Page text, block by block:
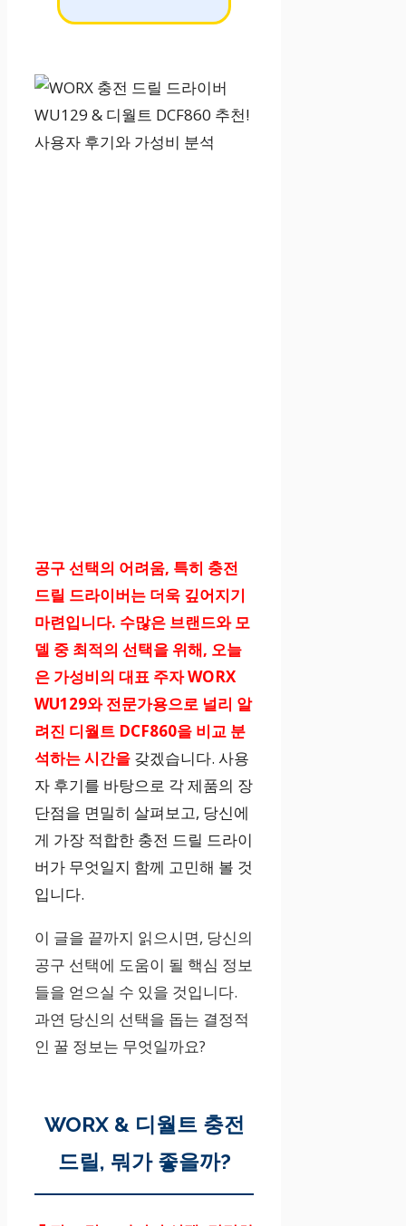
공구 선택의 어려움, 특히 충전
드릴 드라이버는 더욱 깊어지기
마련입니다. 수많은 브랜드와 모
델 중 최적의 선택을 위해, 오늘
은 가성비의 대표 주자 WORX
WU129와 전문가용으로 널리 알
려진 디월트 DCF860을 비교 분
석하는 시간을 갖겠습니다. 사용
자 후기를 바탕으로 각 제품의 장
단점을 면밀히 살펴보고, 당신에
게 가장 적합한 충전 드릴 드라이
버가 무엇일지 함께 고민해 볼 것
입니다.
이 글을 끝까지 읽으시면, 당신의
공구 선택에 도움이 될 핵심 정보
들을 얻으실 수 있을 것입니다.
과연 당신의 선택을 돕는 결정적
인 꿀 정보는 무엇일까요?
WORX & 디월트 충전
드릴, 뭐가 좋을까?